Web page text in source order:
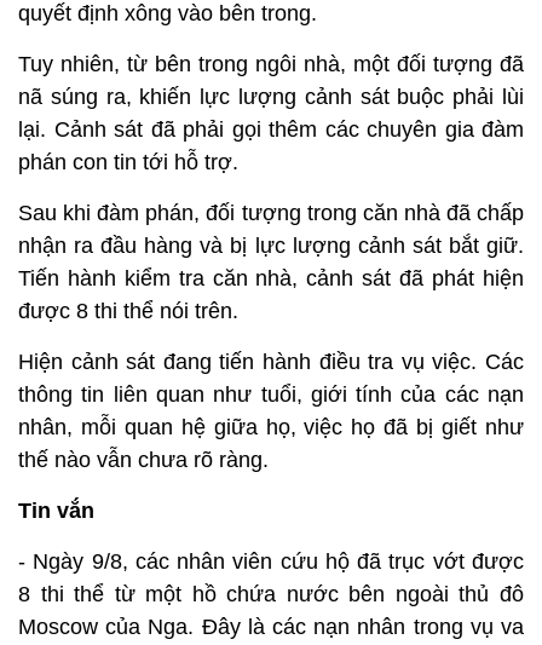
quyết định xông vào bên trong.
Tuy nhiên, từ bên trong ngôi nhà, một đối tượng đã
nã súng ra, khiến lực lượng cảnh sát buộc phải lùi
lại. Cảnh sát đã phải gọi thêm các chuyên gia đàm
phán con tin tới hỗ trợ.
Sau khi đàm phán, đối tượng trong căn nhà đã chấp
nhận ra đầu hàng và bị lực lượng cảnh sát bắt giữ.
Tiến hành kiểm tra căn nhà, cảnh sát đã phát hiện
được 8 thi thể nói trên.
Hiện cảnh sát đang tiến hành điều tra vụ việc. Các
thông tin liên quan như tuổi, giới tính của các nạn
nhân, mỗi quan hệ giữa họ, việc họ đã bị giết như
thế nào vẫn chưa rõ ràng.
Tin vắn
- Ngày 9/8, các nhân viên cứu hộ đã trục vớt được
8 thi thể từ một hồ chứa nước bên ngoài thủ đô
Moscow của Nga. Đây là các nạn nhân trong vụ va